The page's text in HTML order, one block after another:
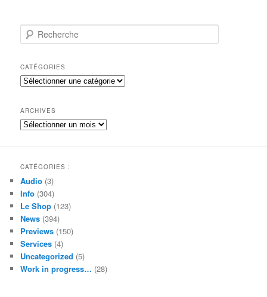
e
h
e
r
h
e
CATÉGORIES
Catégories
ARCHIVES
Archives
CATÉGORIES :
Audio (3)
Info (304)
Le Shop (123)
News (394)
Previews (150)
Services (4)
Uncategorized (5)
Work in progress… (28)